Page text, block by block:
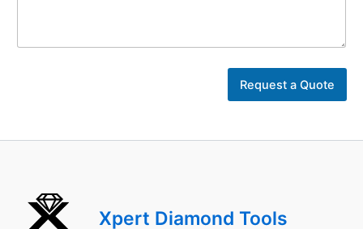
r
Request a Quote
Xpert Diamond Tools